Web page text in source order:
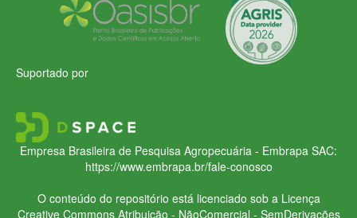
Suportado por
Empresa Brasileira de Pesquisa Agropecuária - Embrapa SAC:
https://www.embrapa.br/fale-conosco
O conteúdo do repositório está licenciado sob a Licença
Creative CommonsAtribuição - NãoComercial - SemDerivações